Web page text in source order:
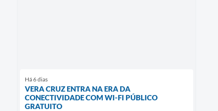
Há 6 dias
VERA CRUZ ENTRA NA ERA DA
CONECTIVIDADE COM WI-FI PÚBLICO
GRATUITO